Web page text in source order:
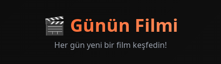
🎬 Günün Filmi
Her gün yeni bir film keşfedin!